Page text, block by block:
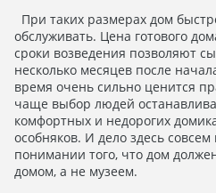
При таких размерах дом
обслуживать. Цена готового
сроки возведения позволяют
несколько месяцев после
время очень сильно ценится
чаще выбор людей
комфортных и недорогих
особняков. И дело здесь
понимании того, что дом
домом, а не музеем.